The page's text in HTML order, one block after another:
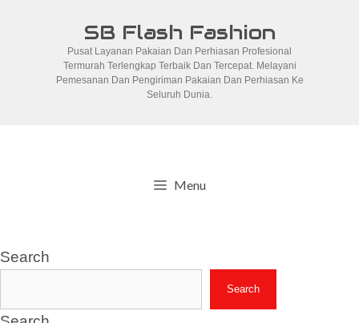
SB Flash Fashion
Pusat Layanan Pakaian Dan Perhiasan Profesional
Termurah Terlengkap Terbaik Dan Tercepat. Melayani
Pemesanan Dan Pengiriman Pakaian Dan Perhiasan Ke
Seluruh Dunia.
Menu
Search
Search